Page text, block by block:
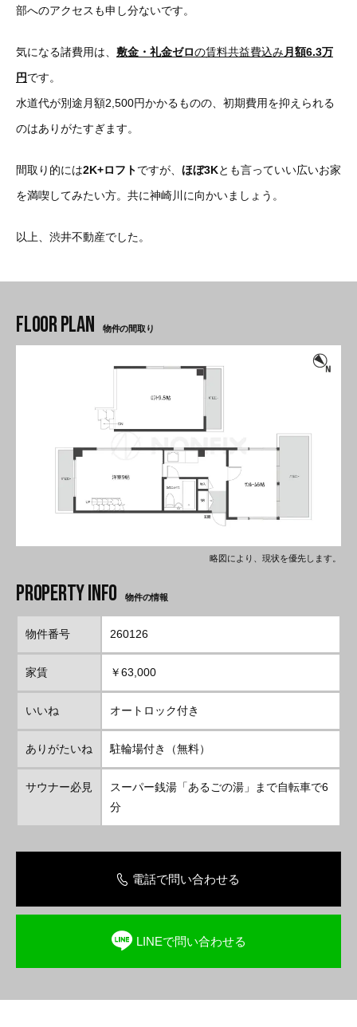
部へのアクセスも申し分ないです。
気になる諸費用は、 敷金・礼金ゼロの賃料共益費込み 月額6.3万
円です。
水道代が別途月額2,500円かかるものの、初期費用を抑えられる
のはありがたすぎます。
間取り的には2K+ロフトですが、 ほぼ3Kとも言っていい広いお家
を満喫してみたい方。共に神崎川に向かいましょう。
以上、渋井不動産でした。
物件の間取り
略図により、現状を優先します。
物件の情報
物件番号 260126
家賃 ￥63,000
いいね オートロック付き
ありがたいね 駐輪場付き（無料）
サウナー必見
スーパー銭湯「あるごの湯」まで自転車で6
分
電話で問い合わせる
LINEで問い合わせる